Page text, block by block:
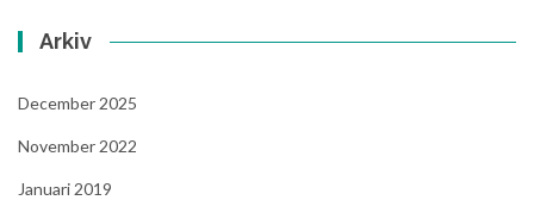
Arkiv
December 2025
November 2022
Januari 2019